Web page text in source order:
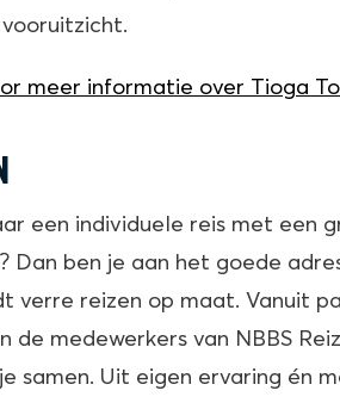
meer informatie over Tioga
een individuele reis met een
Dan ben je aan het goede
verre reizen op maat. Vanuit
de medewerkers van NBBS
samen. Uit eigen ervaring én